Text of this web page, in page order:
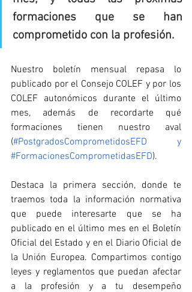
formaciones que se han
comprometido con la profesión.
Nuestro boletín mensual repasa lo
publicado por el Consejo COLEF y por los
COLEF autonómicos durante el último
mes, además de recordarte qué
formaciones tienen nuestro aval
(#PostgradosComprometidosEFD
#FormacionesComprometidasEFD).
Destaca la primera sección, donde te
traemos toda la información normativa
que puede interesarte que se ha
publicado en el último mes en el Boletín
Oficial del Estado y en el Diario Oficial de
la Unión Europea. Compartimos contigo
leyes y reglamentos que puedan afectar
a la profesión y a tu desempeño